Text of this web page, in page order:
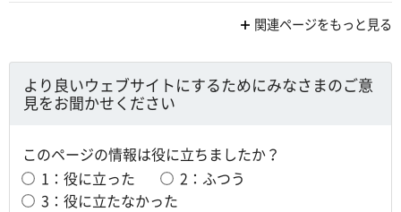
関連ページをもっと見る
より良いウェブサイトにするためにみなさまのご意
見をお聞かせください
このページの情報は役に立ちましたか？
1：役に立った
2：ふつう
3：役に立たなかった